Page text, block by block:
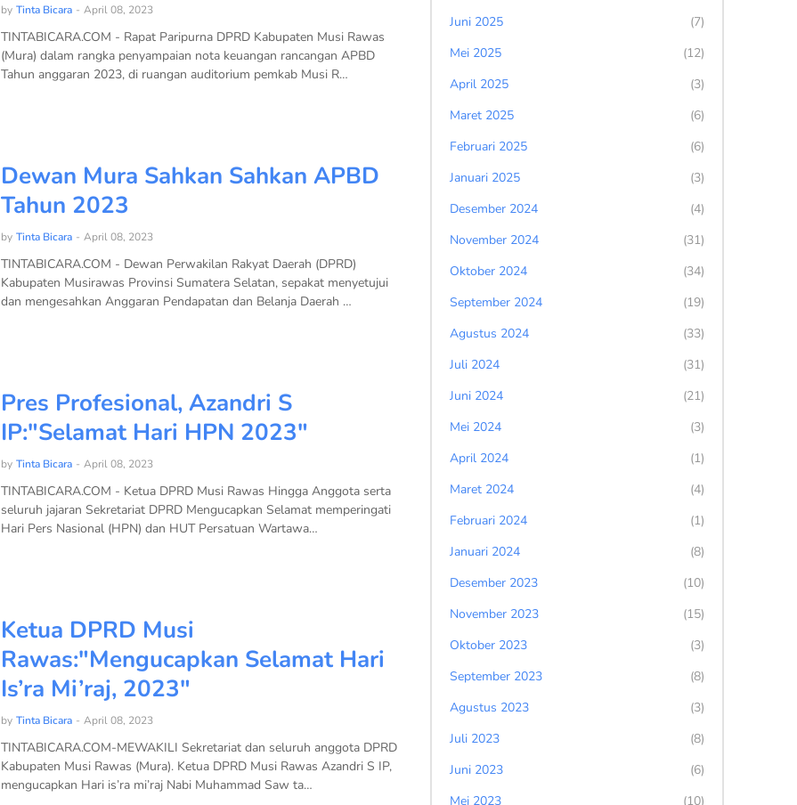
by Tinta Bicara - April 08, 2023
TINTABICARA.COM - Rapat Paripurna DPRD Kabupaten Musi Rawas
(Mura) dalam rangka penyampaian nota keuangan rancangan APBD
Tahun anggaran 2023, di ruangan auditorium pemkab Musi R…
Dewan Mura Sahkan Sahkan APBD
Tahun 2023
by Tinta Bicara - April 08, 2023
TINTABICARA.COM - Dewan Perwakilan Rakyat Daerah (DPRD)
Kabupaten Musirawas Provinsi Sumatera Selatan, sepakat menyetujui
dan mengesahkan Anggaran Pendapatan dan Belanja Daerah …
Pres Profesional, Azandri S
IP:"Selamat Hari HPN 2023"
by Tinta Bicara - April 08, 2023
TINTABICARA.COM - Ketua DPRD Musi Rawas Hingga Anggota serta
seluruh jajaran Sekretariat DPRD Mengucapkan Selamat memperingati
Hari Pers Nasional (HPN) dan HUT Persatuan Wartawa…
Ketua DPRD Musi
Rawas:"Mengucapkan Selamat Hari
Is’ra Mi’raj, 2023"
by Tinta Bicara - April 08, 2023
TINTABICARA.COM-MEWAKILI Sekretariat dan seluruh anggota DPRD
Kabupaten Musi Rawas (Mura). Ketua DPRD Musi Rawas Azandri S IP,
mengucapkan Hari is’ra mi’raj Nabi Muhammad Saw ta…
Juni 2025
(7)
Mei 2025
(12)
April 2025
(3)
Maret 2025
(6)
Februari 2025
(6)
Januari 2025
(3)
Desember 2024
(4)
November 2024
(31)
Oktober 2024
(34)
September 2024
(19)
Agustus 2024
(33)
Juli 2024
(31)
Juni 2024
(21)
Mei 2024
(3)
April 2024
(1)
Maret 2024
(4)
Februari 2024
(1)
Januari 2024
(8)
Desember 2023
(10)
November 2023
(15)
Oktober 2023
(3)
September 2023
(8)
Agustus 2023
(3)
Juli 2023
(8)
Juni 2023
(6)
Mei 2023
(10)